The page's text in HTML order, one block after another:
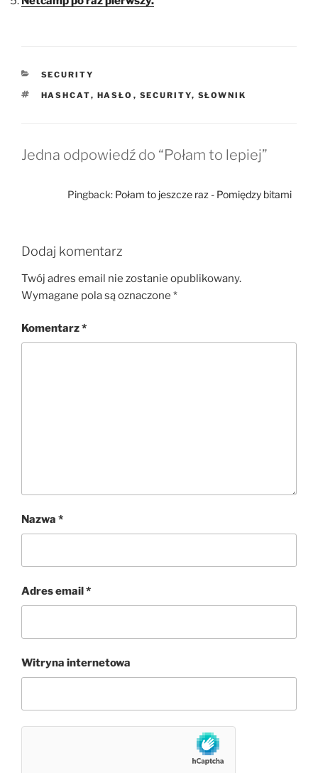
KATEGORIE
SECURITY
TAGI
HASHCAT, HASŁO , SECURITY, SŁOWNIK
Jedna odpowiedź do “Połam to lepiej”
Pingback: Połam to jeszcze raz - Pomiędzy bitami
Dodaj komentarz
Twój adres email nie zostanie opublikowany.
Wymagane pola są oznaczone *
Komentarz*
Nazwa *
Adres email*
Witryna internetowa